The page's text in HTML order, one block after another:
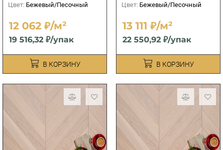
Цвет: Бежевый/Песочный
12 062 ₽/м²
19 516,32 ₽/упак
В КОРЗИНУ
Цвет: Бежевый/Песочный
13 111 ₽/м²
22 550,92 ₽/упак
В КОРЗИНУ